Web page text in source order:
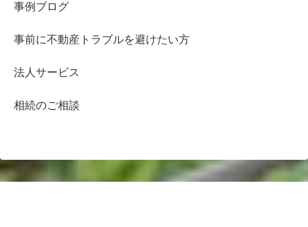
事例ブログ
事前に不動産トラブルを避けたい方
法人サービス
相続のご相談